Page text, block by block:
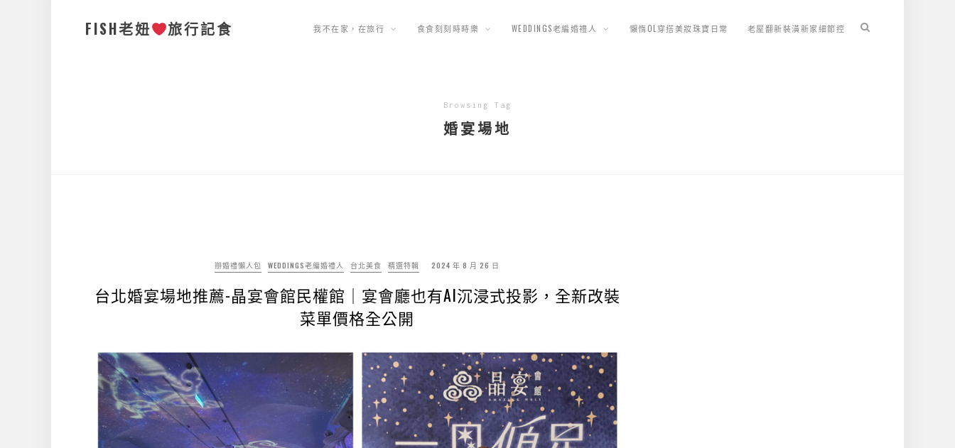
FISH老妞 旅行記食 我不在家，在旅行 食食刻刻時時樂 WEDDINGS老編婚禮人 懶惰OL穿搭美妝珠寶日常 老屋翻新裝潢新家細節控
Browsing Tag
婚宴場地
辦婚禮懶人包 WEDDINGS老編婚禮人 台北美食 精選特輯 2024 年 8 月 26 日
台北婚宴場地推薦-晶宴會館民權館｜宴會廳也有AI沉浸式投影，全新改裝
菜單價格全公開